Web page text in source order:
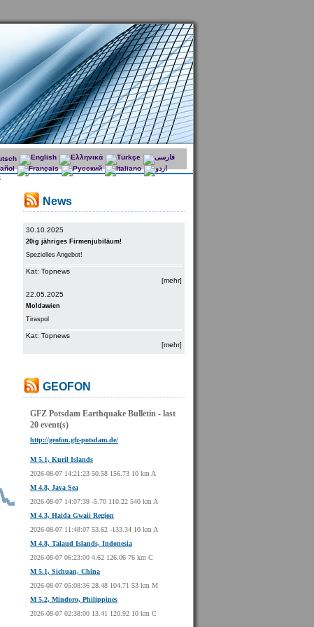
News
30.10.2025
20ig jähriges Firmenjubiläum!
Spezielles Angebot!
Kat: Topnews
[mehr]
22.05.2025
Moldawien
Tiraspol
Kat: Topnews
[mehr]
GEOFON
GFZ Potsdam Earthquake Bulletin - last
20 event(s)
http://geofon.gfz-potsdam.de/
M 5.1, Kuril Islands
2026-08-07 14:21:23 50.58 156.73 10 km A
M 4.8, Java Sea
2026-08-07 14:07:39 -5.70 110.22 540 km A
M 4.3, Haida Gwaii Region
2026-08-07 11:48:07 53.62 -133.34 10 km A
M 4.8, Talaud Islands, Indonesia
2026-08-07 06:23:00 4.62 126.06 76 km C
M 5.1, Sichuan, China
2026-08-07 05:08:36 28.48 104.71 53 km M
M 5.2, Mindoro, Philippines
2026-08-07 02:38:00 13.41 120.92 10 km C